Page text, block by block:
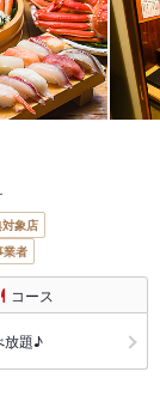
象店
業者
コース
放題♪